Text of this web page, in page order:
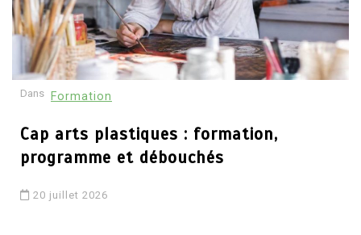
30 mai 2026
études, formations et
débouchés
Dans Formation
Cap arts plastiques : formation,
programme et débouchés
20 juillet 2026